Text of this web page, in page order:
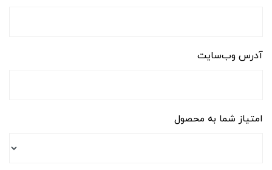
آدرس وب‌سایت
امتیاز شما به محصول